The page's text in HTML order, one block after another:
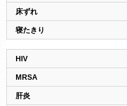
床ずれ
寝たきり
HIV
MRSA
肝炎